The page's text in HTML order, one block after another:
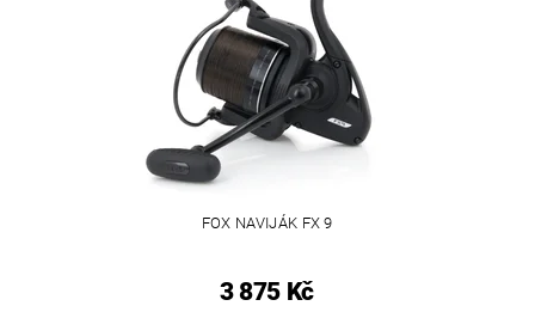
FOX NAVIJÁK FX 9
3 875 Kč